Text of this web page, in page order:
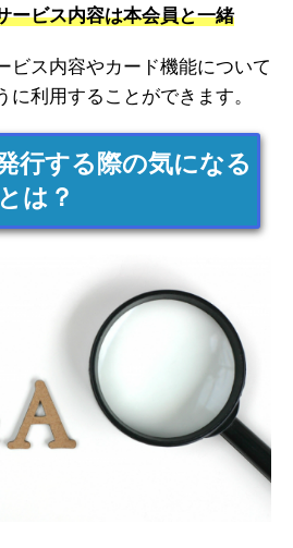
ービス内容は本会員と一緒
ビス内容やカード機能について
に利用することができます。
行する際の気になる
は？